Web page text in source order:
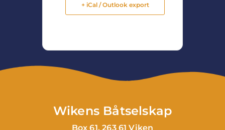
+ iCal / Outlook export
Wikens Båtselskap
Box 61, 263 61 Viken